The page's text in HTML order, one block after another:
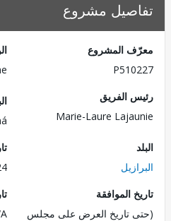
مشروع
المشروع
الفريق
Marie-Laure
البلد
Paraná
تاريخ
09/24
الموافقة
تاريخ العرض على مجلس
تاريخ النفاذ
N/A